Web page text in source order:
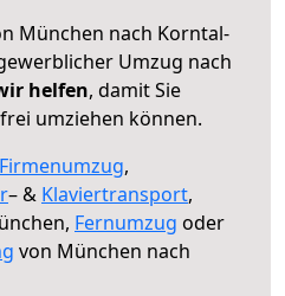
München nach Korntal-
Umzug nach
helfen, damit Sie
umziehen können.
Firmenumzug,
– & Klaviertransport,
Fernumzug oder
von München nach